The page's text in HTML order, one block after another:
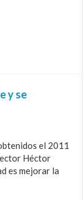
y se
el 2011
Héctor
es mejorar la